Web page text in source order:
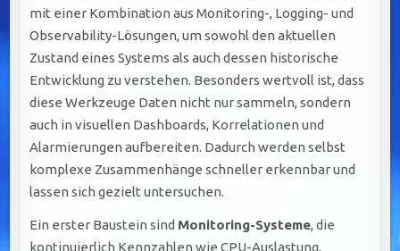
mit einer Kombination aus Monitoring-, Logging- und
Observability-Lösungen, um sowohl den aktuellen
Zustand eines Systems als auch dessen historische
Entwicklung zu verstehen. Besonders wertvoll ist, dass
diese Werkzeuge Daten nicht nur sammeln, sondern
auch in visuellen Dashboards, Korrelationen und
Alarmierungen aufbereiten. Dadurch werden selbst
komplexe Zusammenhänge schneller erkennbar und
lassen sich gezielt untersuchen.
Ein erster Baustein sind Monitoring-Systeme, die
kontinuierlich Kennzahlen wie CPU-Auslastung,